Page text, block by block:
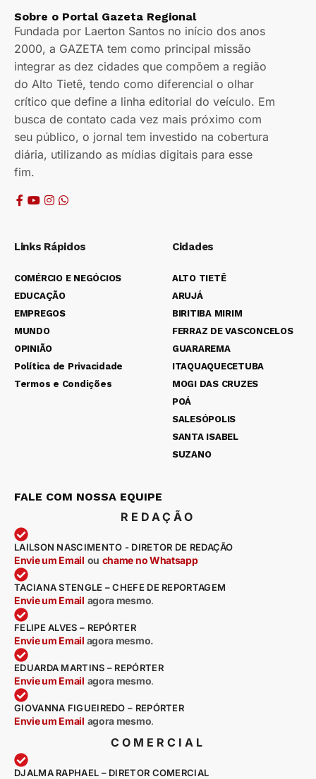
Sobre o Portal Gazeta Regional
Fundada por Laerton Santos no início dos anos
2000, a GAZETA tem como principal missão
integrar as dez cidades que compõem a região
do Alto Tietê, tendo como diferencial o olhar
crítico que define a linha editorial do veículo. Em
busca de contato cada vez mais próximo com
seu público, o jornal tem investido na cobertura
diária, utilizando as mídias digitais para esse
fim.
Links Rápidos
COMÉRCIO E NEGÓCIOS
EDUCAÇÃO
EMPREGOS
MUNDO
OPINIÃO
Política de Privacidade
Termos e Condições
Cidades
ALTO TIETÊ
ARUJÁ
BIRITIBA MIRIM
FERRAZ DE VASCONCELOS
GUARAREMA
ITAQUAQUECETUBA
MOGI DAS CRUZES
POÁ
SALESÓPOLIS
SANTA ISABEL
SUZANO
FALE COM NOSSA EQUIPE
REDAÇÃO
LAILSON NASCIMENTO - DIRETOR DE REDAÇÃO
Envie um Email ou chame no Whatsapp
TACIANA STENGLE – CHEFE DE REPORTAGEM
Envie um Email agora mesmo.
FELIPE ALVES – REPÓRTER
Envie um Email agora mesmo.
EDUARDA MARTINS – REPÓRTER
Envie um Email agora mesmo.
GIOVANNA FIGUEIREDO – REPÓRTER
Envie um Email agora mesmo.
COMERCIAL
DJALMA RAPHAEL – DIRETOR COMERCIAL